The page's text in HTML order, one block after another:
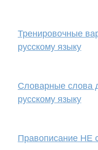
Тренировочные
русскому языку
Cловарные слова
русскому языку
Правописание НЕ